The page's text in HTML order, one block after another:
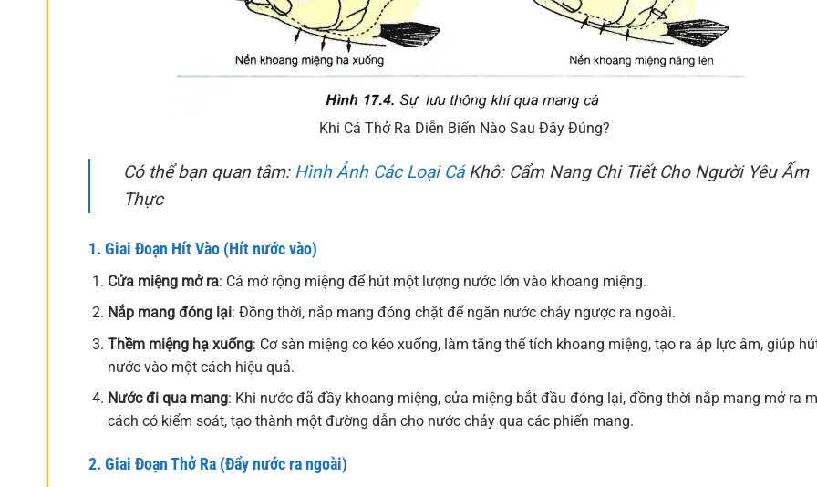
Khi Cá Thở Ra Diễn Biến Nào Sau Đây Đúng?
Có thể bạn quan tâm: Hình Ảnh Các Loại CáKhô: Cẩm Nang Chi Tiết Cho Người Yêu Ẩm
Thực
1. Giai Đoạn Hít Vào (Hít nước vào)
Cửa miệng mở ra: Cá mở rộng miệng để hút một lượng nước lớn vào khoang miệng.
Nắp mang đóng lại: Đồng thời, nắp mang đóng chặt để ngăn nước chảy ngược ra ngoài.
Thềm miệng hạ xuống: Cơ sàn miệng co kéo xuống, làm tăng thể tích khoang miệng, tạo ra áp lực âm, giúp
nước vào một cách hiệu quả.
Nước đi qua mang: Khi nước đã đầy khoang miệng, cửa miệng bắt đầu đóng lại, đồng thời nắp mang mở ra
cách có kiểm soát, tạo thành một đường dẫn cho nước chảy qua các phiến mang.
2. Giai Đoạn Thở Ra (Đẩy nước ra ngoài)